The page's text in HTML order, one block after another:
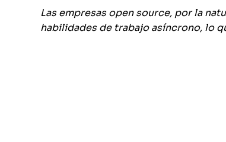
Las empresas open source, por la
habilidades de trabajo asíncrono, lo